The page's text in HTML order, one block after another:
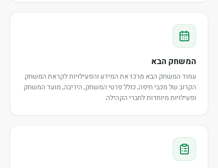
המשחק הבא
עמוד המשחק הבא מרכז את המידע והפעילויות לקראת המשחק
הקרוב של מכבי חיפה, כולל פרטי המשחק, היריבה, מועד המשחק
ופעילויות מיוחדות לחברי הקהילה.